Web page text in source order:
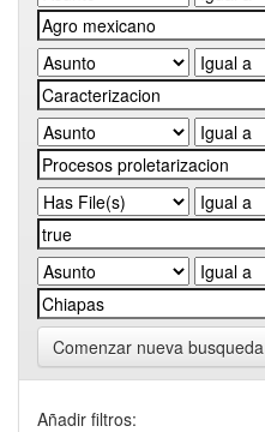
Comenzar nueva busqueda
Añadir filtros: